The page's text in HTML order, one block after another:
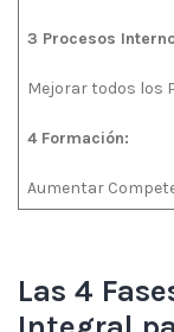
3 Procesos
Mejorar todos los
4 Formación:
Aumentar
Las 4